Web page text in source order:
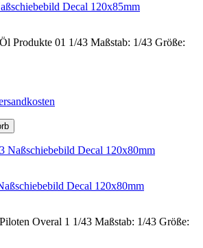
Decal 120x85mm
Produkte 01 1/43 Maßstab: 1/43 Größe:
Decal 120x80mm
Overal 1 1/43 Maßstab: 1/43 Größe: